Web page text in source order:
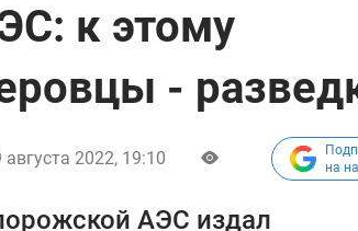
к этому
-
августа 2022, 19:10
на
АЭС издал